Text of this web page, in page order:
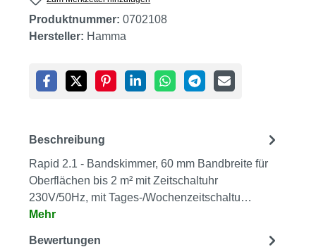
Produktnummer: 0702108
Hersteller: Hamma
Beschreibung
Rapid 2.1 - Bandskimmer, 60 mm Bandbreite für
Oberflächen bis 2 m² mit Zeitschaltuhr
230V/50Hz, mit Tages-/Wochenzeitschaltu…
Mehr
Bewertungen